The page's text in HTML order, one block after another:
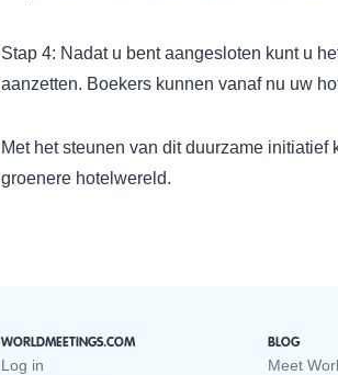
Stap 4: Nadat u bent aangesloten kunt u
aanzetten. Boekers kunnen vanaf nu uw
Met het steunen van dit duurzame
groenere hotelwereld.
WORLDMEETINGS.COM
Log in
BLOG
Meet